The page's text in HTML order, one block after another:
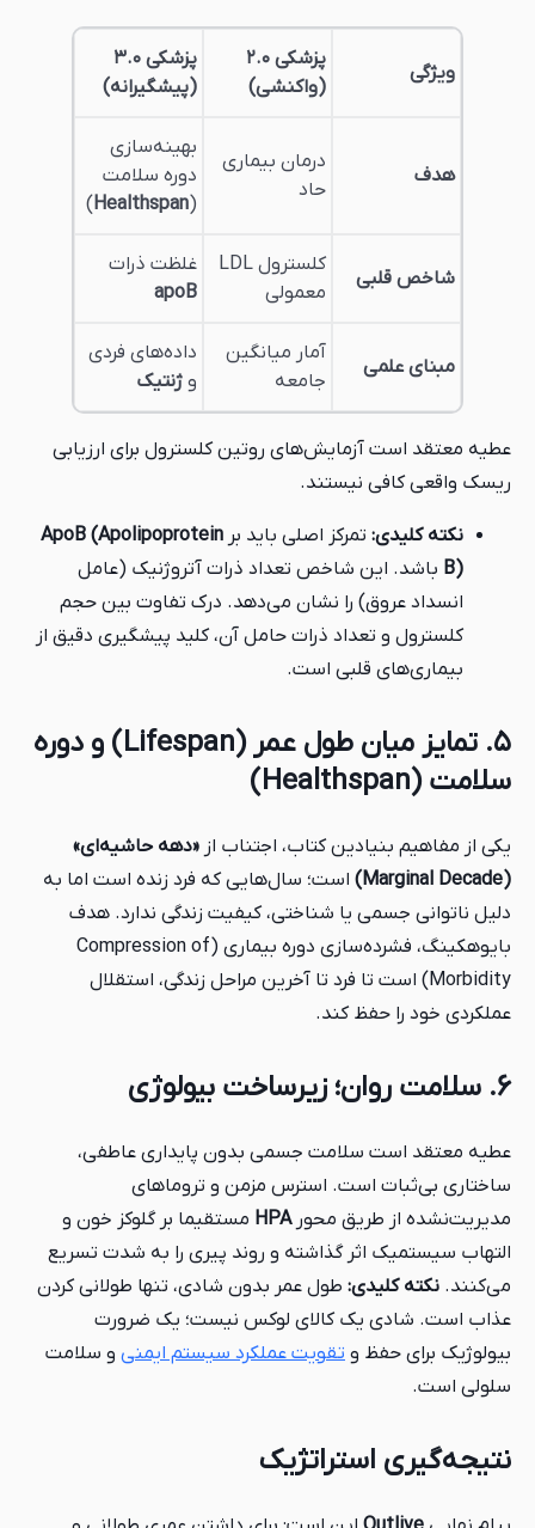
ویژگی
پزشکی ۲.۰
(واکنشی)
پزشکی ۳.۰
(پیشگیرانه)
هدف
درمان بیماری
حاد
بهینه‌سازی
دوره سلامت
(
Healthspan
)
شاخص قلبی
کلسترول LDL
معمولی
غلظت ذرات
apoB
مبنای علمی
آمار میانگین
جامعه
داده‌های فردی
و ژنتیک
عطیه معتقد است آزمایش‌های روتین کلسترول برای ارزیابی
ریسک واقعی کافی نیستند.
نکته کلیدی: تمرکز اصلی باید بر ApoB (Apolipoprotein
B) باشد. این شاخص تعداد ذرات آتروژنیک (عامل
انسداد عروق) را نشان می‌دهد. درک تفاوت بین حجم
کلسترول و تعداد ذرات حامل آن، کلید پیشگیری دقیق از
بیماری‌های قلبی است.
۵. تمایز میان طول عمر (Lifespan) و دوره
سلامت (Healthspan)
یکی از مفاهیم بنیادین کتاب، اجتناب از «دهه حاشیه‌ای»
(Marginal Decade)
است؛ سال‌هایی که فرد زنده است اما به
دلیل ناتوانی جسمی یا شناختی، کیفیت زندگی ندارد. هدف
بایوهکینگ، فشرده‌سازی دوره بیماری (Compression of
Morbidity) است تا فرد تا آخرین مراحل زندگی، استقلال
عملکردی خود را حفظ کند.
۶. سلامت روان؛ زیرساخت بیولوژی
عطیه معتقد است سلامت جسمی بدون پایداری عاطفی،
ساختاری بی‌ثبات است. استرس مزمن و تروماهای
مدیریت‌نشده از طریق محورHPA مستقیما بر گلوکز خون و
التهاب سیستمیک اثر گذاشته و روند پیری را به شدت تسریع
می‌کنند. نکته کلیدی: طول عمر بدون شادی، تنها طولانی کردن
عذاب است. شادی یک کالای لوکس نیست؛ یک ضرورت
بیولوژیک برای حفظ و تقویت عملکرد سیستم ایمنی و سلامت
سلولی است.
نتیجه‌گیری استراتژیک